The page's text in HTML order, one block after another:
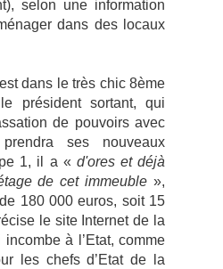
selon une information
dans des locaux
dans le très chic 8ème
président sortant, qui
de pouvoirs avec
ses nouveaux
1, il a « d'ores et déjà
de cet immeuble »,
180 000 euros, soit 15
le site Internet de la
à l’Etat, comme
les chefs d’Etat de la